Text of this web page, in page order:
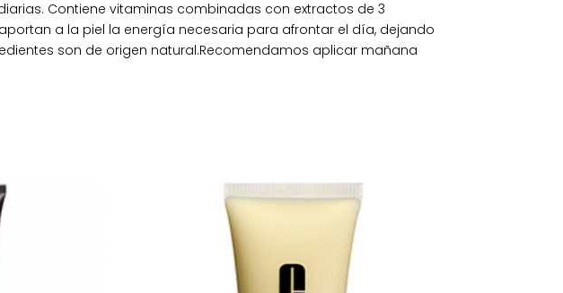
Contiene vitaminas combinadas con extractos de 3
a la piel la energía necesaria para afrontar el día, dejando
son de origen natural.Recomendamos aplicar mañana